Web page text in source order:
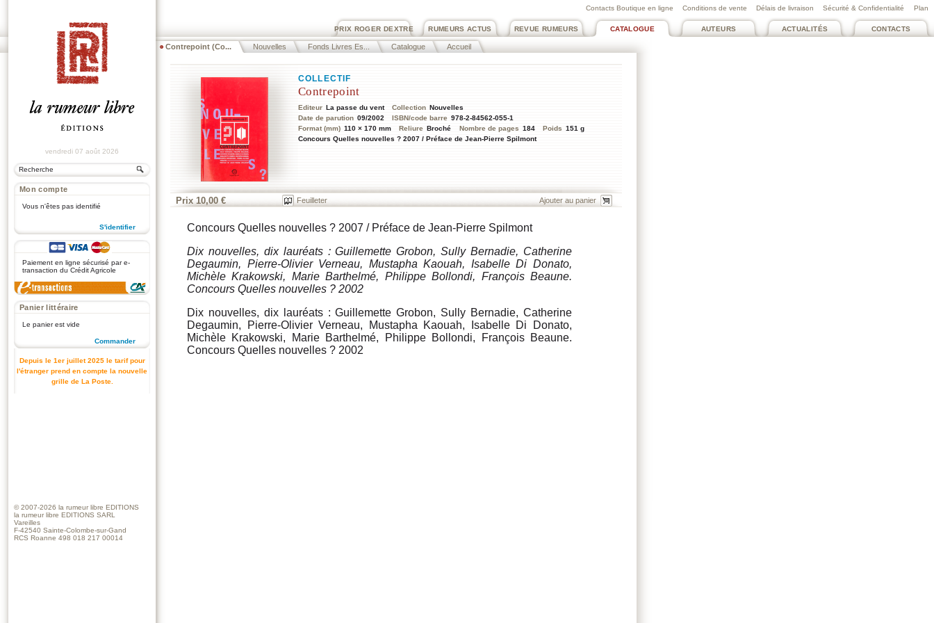
Plan
Contacts Boutique en ligne Conditions de vente Délais de livraison Sécurité & Confidentialité
CONTACTS
ACTUALITÉS
AUTEURS
CATALOGUE
REVUE RUMEURS
RUMEURS ACTUS
PRIX ROGER DEXTRE
Contrepoint (Co... Nouvelles Fonds Livres Es... Catalogue Accueil
vendredi 07 août 2026
Mon compte
Vous n'êtes pas identifié
S'identifier
Paiement en ligne sécurisé par e-
transaction du Crédit Agricole
Panier littéraire
Le panier est vide
Commander
Depuis le 1er juillet 2025 le tarif pour
l'étranger prend en compte la nouvelle
grille de La Poste.
COLLECTIF
Contrepoint
Editeur La passe du vent Collection Nouvelles
Date de parution 09/2002 ISBN/code barre 978-2-84562-055-1
Format (mm) 110 × 170 mm Reliure Broché Nombre de pages 184 Poids 151 g
Concours Quelles nouvelles ? 2007 / Préface de Jean-Pierre Spilmont
Prix 10,00 € Feuilleter
Concours Quelles nouvelles ? 2007 / Préface de Jean-Pierre Spilmont
Dix nouvelles, dix lauréats : Guillemette Grobon, Sully Bernadie, Catherine
Degaumin, Pierre-Olivier Verneau, Mustapha Kaouah, Isabelle Di Donato,
Michèle Krakowski, Marie Barthelmé, Philippe Bollondi, François Beaune.
Concours Quelles nouvelles ? 2002
Dix nouvelles, dix lauréats : Guillemette Grobon, Sully Bernadie, Catherine
Degaumin, Pierre-Olivier Verneau, Mustapha Kaouah, Isabelle Di Donato,
Michèle Krakowski, Marie Barthelmé, Philippe Bollondi, François Beaune.
Concours Quelles nouvelles ? 2002
© 2007-2026 la rumeur libre EDITIONS
la rumeur libre EDITIONS SARL
Vareilles
F-42540 Sainte-Colombe-sur-Gand
RCS Roanne 498 018 217 00014